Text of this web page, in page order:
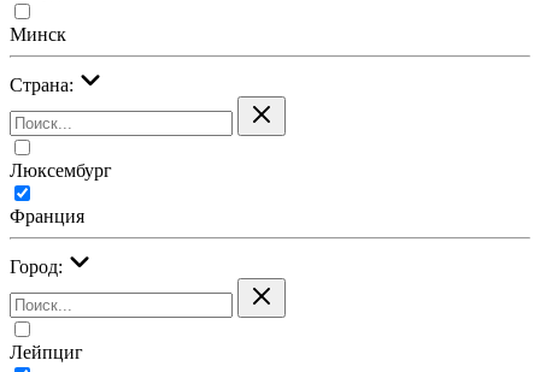
Минск
Страна:
Люксембург
Франция
Город:
Лейпциг